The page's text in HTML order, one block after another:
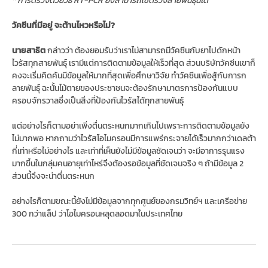
วัคซีนที่มีอยู่ จะต้านไหวหรือไม่?
นายสาธิตกล่าวว่า ต้องยอมรับว่าเราไม่สามารถมีวัคซีนกับยาไปดักหน้า
ไวรัสทุกสายพันธุ์ เรามีแต่การติดตามข้อมูลให้เร็วที่สุด ส่วนบริษัทวัคซีนเขาก็
คงจะเริ่มคิดค้นมีข้อมูลให้มากที่สุดเพื่อศึกษาวิจัย ทำวัคซีนเพื่อสู้กับการก
ลายพันธุ์ ฉะนั้นไม้ตายของประชาชนจะต้องรักษามาตรการป้องกันแบบ
ครอบจักรวาลซึ่งเป็นสิ่งที่ป้องกันไวรัสได้ทุกสายพันธุ์
แต่อย่างไรก็ตามอย่าเพิ่งตื่นตระหนกมากเกินไปเพราะการติดตามข้อมูลยัง
ไม่มากพอ หากถามว่าไวรัสโอไมครอนมีการแพร่กระจายได้เร็วมากกว่าเดลต้า
กี่เท่าหรือไม่อย่างไร และเท่าที่เห็นยังไม่มีข้อมูลชัดเจนว่า จะมีอาการรุนแรง
มากขึ้นในกลุ่มคนอายุเท่าไหร่จึงต้องรอข้อมูลที่ชัดเจนจริง ๆ ถ้ามีข้อมูล 2
ส่วนนี้จึงจะน่าตื่นตระหนก
อย่างไรก็ตามขณะนี้ยังไม่มีข้อมูลจากทุกศูนย์ของกรมวิทย์ฯ และเครือข่าย
300 กว่าแล็ป ว่าโอไมครอนหลุดลอดมาในประเทศไทย